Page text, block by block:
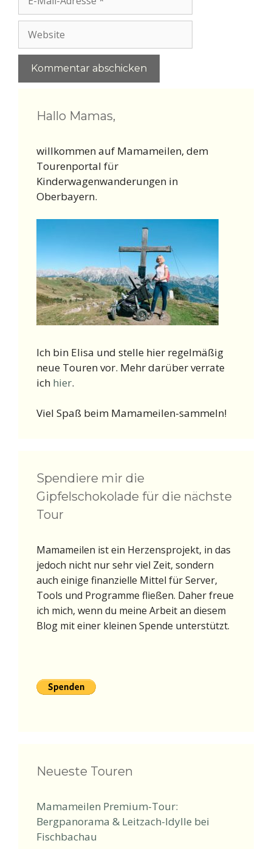
Mail-
Adresse
Hallo Mamas,
willkommen auf Mamameilen, dem
Tourenportal für
Kinderwagenwanderungen in
Oberbayern.
Ich bin Elisa und stelle hier regelmäßig
neue Touren vor. Mehr darüber verrate
ich hier.
Viel Spaß beim Mamameilen-sammeln!
Spendiere mir die
Gipfelschokolade für die nächste
Tour
Mamameilen ist ein Herzensprojekt, in das
jedoch nicht nur sehr viel Zeit, sondern
auch einige finanzielle Mittel für Server,
Tools und Programme fließen. Daher freue
ich mich, wenn du meine Arbeit an diesem
Blog mit einer kleinen Spende unterstützt.
Neueste Touren
Mamameilen Premium-Tour:
Bergpanorama & Leitzach-Idylle bei
Fischbachau